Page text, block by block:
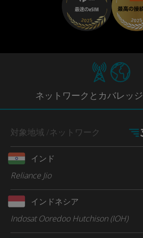
ネットワークとカバレッジ
対象地域 /ネットワーク
インド
Reliance Jio
インドネシア
Indosat Ooredoo Hutchison (IOH)